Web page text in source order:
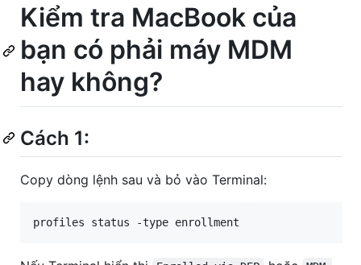
Kiểm tra MacBook của
bạn có phải máy MDM
hay không?
Cách 1:
Copy dòng lệnh sau và bỏ vào Terminal:
profiles status -type enrollment